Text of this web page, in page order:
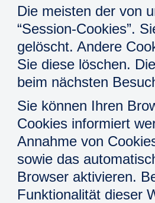
Die meisten der von
“Session-Cookies”.
gelöscht. Andere
Sie diese löschen.
beim nächsten
Sie können Ihren
Cookies informiert
Annahme von
sowie das
Browser aktivieren.
Funktionalität dieser